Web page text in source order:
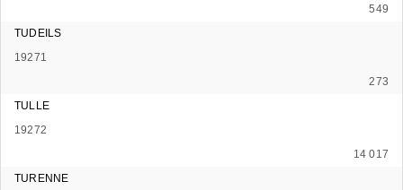
549
TUDEILS
19271
273
TULLE
19272
14 017
TURENNE